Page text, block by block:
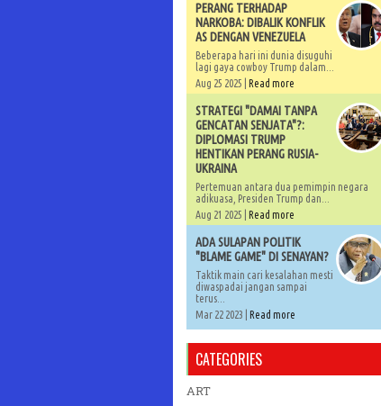
PERANG TERHADAP
NARKOBA: DIBALIK KONFLIK
AS DENGAN VENEZUELA
Beberapa hari ini dunia disuguhi
lagi gaya cowboy Trump dalam...
Aug 25 2025 | Read more
STRATEGI "DAMAI TANPA
GENCATAN SENJATA"?:
DIPLOMASI TRUMP
HENTIKAN PERANG RUSIA-
UKRAINA
Pertemuan antara dua pemimpin negara
adikuasa, Presiden Trump dan...
Aug 21 2025 | Read more
ADA SULAPAN POLITIK
"BLAME GAME" DI SENAYAN?
Taktik main cari kesalahan mesti
diwaspadai jangan sampai
terus...
Mar 22 2023 | Read more
CATEGORIES
ART